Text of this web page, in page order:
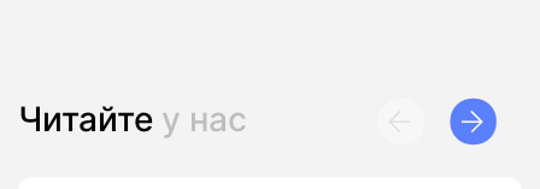
Читайте у нас